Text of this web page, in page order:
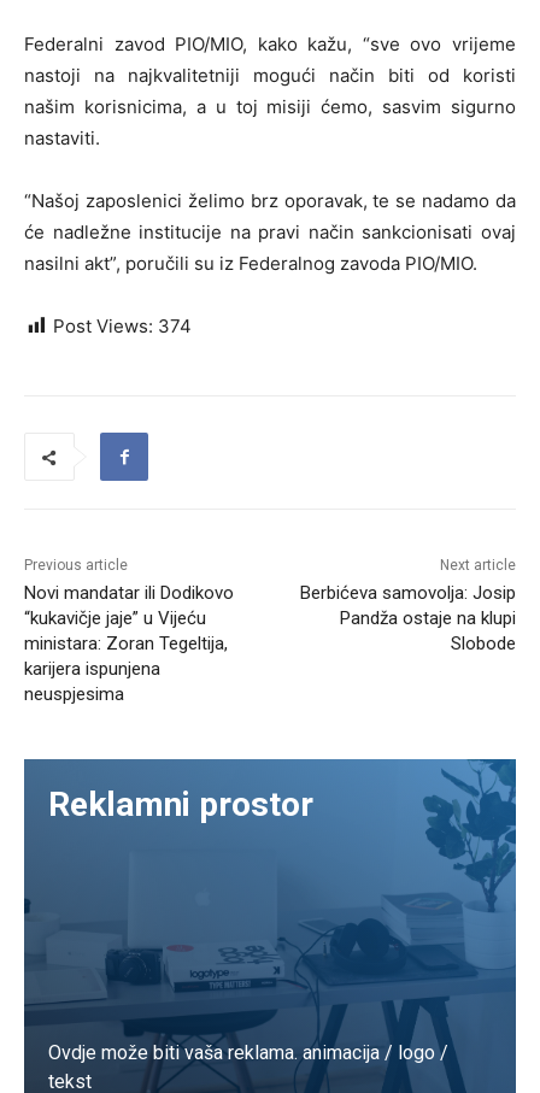
Federalni zavod PIO/MIO, kako kažu, “sve ovo vrijeme
nastoji na najkvalitetniji mogući način biti od koristi
našim korisnicima, a u toj misiji ćemo, sasvim sigurno
nastaviti.
“Našoj zaposlenici želimo brz oporavak, te se nadamo da
će nadležne institucije na pravi način sankcionisati ovaj
nasilni akt”, poručili su iz Federalnog zavoda PIO/MIO.
Post Views: 374
Previous article
Novi mandatar ili Dodikovo
“kukavičje jaje” u Vijeću
ministara: Zoran Tegeltija,
karijera ispunjena
neuspjesima
Next article
Berbićeva samovolja: Josip
Pandža ostaje na klupi
Slobode
Reklamni prostor
Ovdje može biti vaša reklama. animacija / logo /
tekst